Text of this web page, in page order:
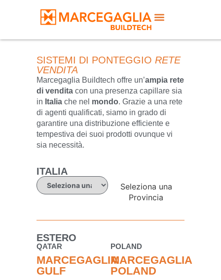
SISTEMI DI PONTEGGIO RETE
VENDITA
Marcegaglia Buildtech offre un’ampia rete
di vendita con una presenza capillare sia
in Italia che nel mondo. Grazie a una rete
di agenti qualificati, siamo in grado di
garantire una distribuzione efficiente e
tempestiva dei suoi prodotti ovunque vi
sia necessità.
ITALIA
Seleziona una
Provincia
ESTERO
QATAR
MARCEGAGLIA
GULF
POLAND
MARCEGAGLIA
POLAND